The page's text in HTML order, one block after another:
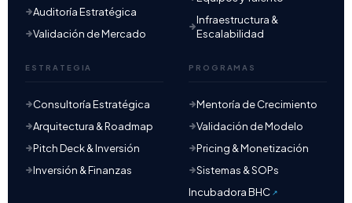
Auditoría Estratégica
Validación de Mercado
ESTRATEGIA
Consultoría Estratégica
Arquitectura & Roadmap
Pitch Deck & Inversión
Inversión & Finanzas
Infraestructura &
Escalabilidad
PROGRAMAS
Mentoría de Crecimiento
Validación de Modelo
Pricing & Monetización
Sistemas & SOPs
Incubadora BHC